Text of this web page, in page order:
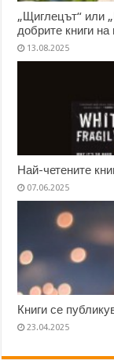
„Щиглецът“ или
добрите книги на
13.08.2025
Най-четените
07.06.2025
Книги се
23.04.2025